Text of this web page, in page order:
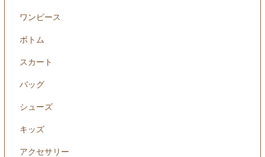
ワンピース
ボトム
スカート
バッグ
シューズ
キッズ
アクセサリー